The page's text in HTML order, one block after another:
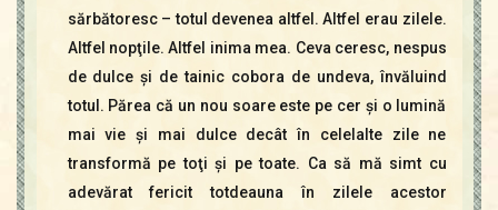
sărbătoresc – totul devenea altfel. Altfel erau zilele.
Altfel nopţile. Altfel inima mea. Ceva ceresc, nespus
de dulce şi de tainic cobora de undeva, învăluind
totul. Părea că un nou soare este pe cer şi o lumină
mai vie şi mai dulce decât în celelalte zile ne
transformă pe toţi şi pe toate. Ca să mă simt cu
adevărat fericit totdeauna în zilele acestor